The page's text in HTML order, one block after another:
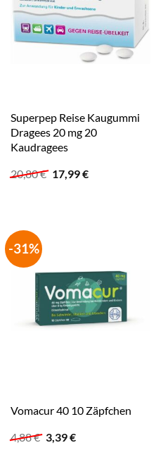
Superpep Reise Kaugummi
Dragees 20 mg 20
Kaudragees
20,80€ Ursprünglicher
Preis
17,99€Aktueller
-31%
Vomacur 40 10 Zäpfchen
4,88€ Ursprünglicher
3,39€Aktueller